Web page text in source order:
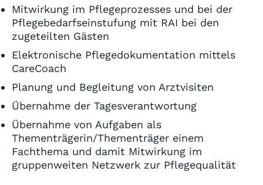
Mitwirkung im Pflegeprozesses und bei der
Pflegebedarfseinstufung mit RAI bei den
zugeteilten Gästen
Elektronische Pflegedokumentation mittels
CareCoach
Planung und Begleitung von Arztvisiten
Übernahme der Tagesverantwortung
Übernahme von Aufgaben als
Thementrägerin/Thementräger einem
Fachthema und damit Mitwirkung im
gruppenweiten Netzwerk zur Pflegequalität